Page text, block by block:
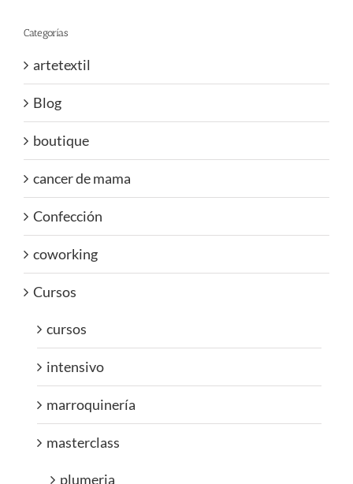
Categorías
artetextil
Blog
boutique
cancer de mama
Confección
coworking
Cursos
cursos
intensivo
marroquinería
masterclass
plumeria